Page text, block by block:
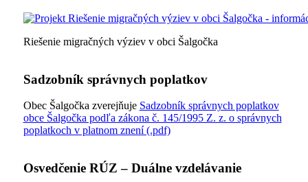
Riešenie migračných výziev v obci Šalgočka
Sadzobník správnych poplatkov
Obec Šalgočka zverejňuje Sadzobník správnych poplatkov
obce Šalgočka podľa zákona č. 145/1995 Z. z. o správnych
poplatkoch v platnom znení (.pdf)
Osvedčenie RÚZ – Duálne vzdelávanie